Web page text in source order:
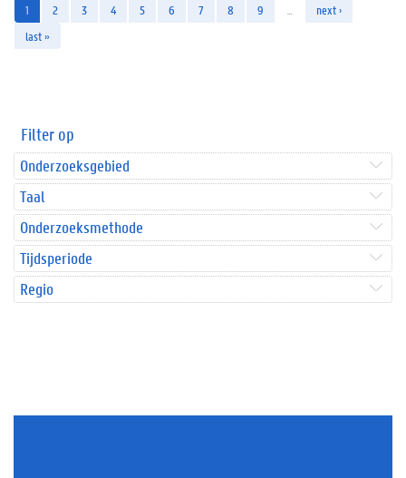
1 2 3 4 5 6 7 8 9
next ›
last »
Filter op
Onderzoeksgebied
Taal
Onderzoeksmethode
Tijdsperiode
Regio